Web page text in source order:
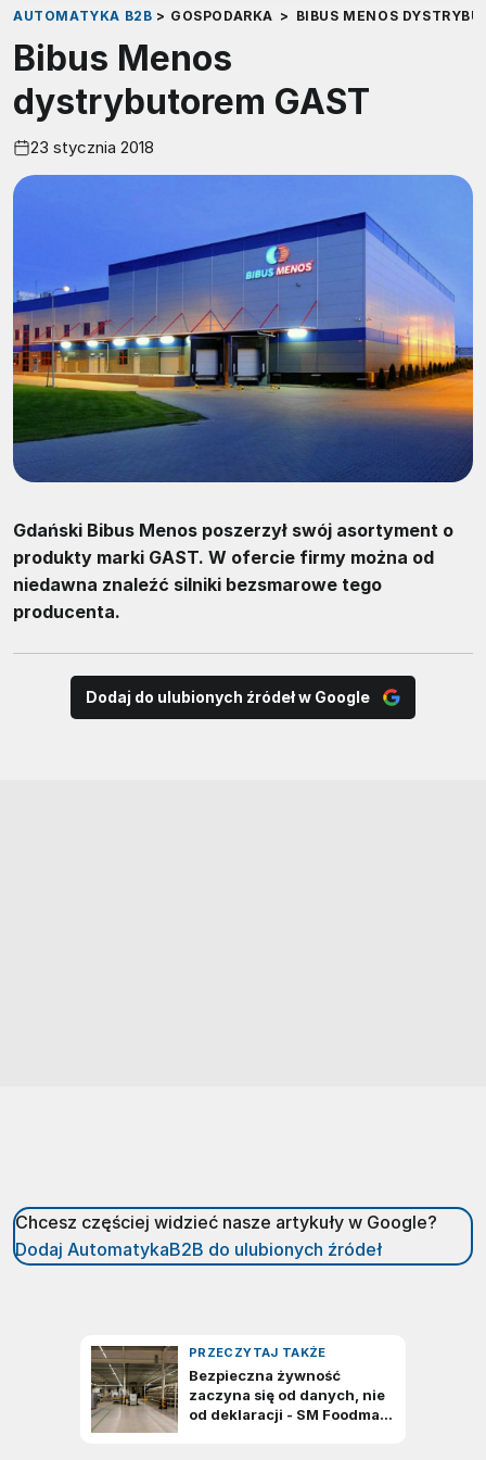
AUTOMATYKA B2B > GOSPODARKA > BIBUS MENOS
Bibus Menos
dystrybutorem GAST
23 stycznia 2018
Gdański Bibus Menos poszerzył swój asortyment o
produkty marki GAST. W ofercie firmy można od
niedawna znaleźć silniki bezsmarowe tego
producenta.
Dodaj do ulubionych źródeł w Google
Chcesz częściej widzieć nasze artykuły w Google?
Dodaj AutomatykaB2B do ulubionych źródeł